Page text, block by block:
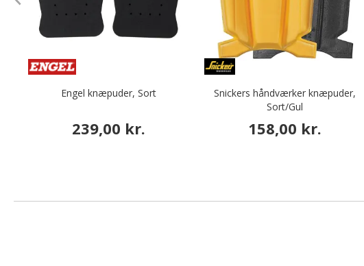
Engel knæpuder, Sort
239,00 kr.
Snickers håndværker knæpuder,
Sort/Gul
158,00 kr.